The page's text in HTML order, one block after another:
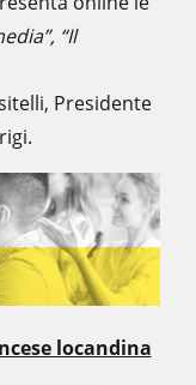
“Il
Presidente
locandina